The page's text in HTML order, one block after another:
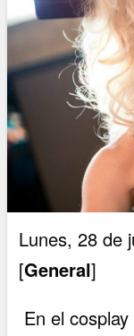
Lunes, 28 de
[General]
En el